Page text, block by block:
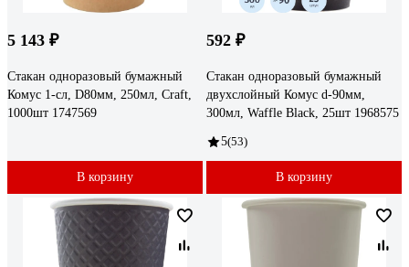
5 143 ₽
Стакан одноразовый бумажный
Комус 1-сл, D80мм, 250мл, Craft,
1000шт 1747569
В корзину
592 ₽
Стакан одноразовый бумажный
двухслойный Комус d-90мм,
300мл, Waffle Black, 25шт 1968575
5(53)
В корзину